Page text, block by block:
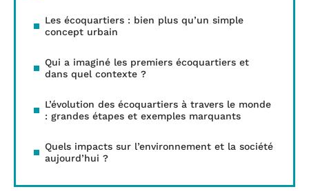
Les écoquartiers : bien plus qu’un simple
concept urbain
Qui a imaginé les premiers écoquartiers et
dans quel contexte ?
L’évolution des écoquartiers à travers le monde
: grandes étapes et exemples marquants
Quels impacts sur l’environnement et la société
aujourd’hui ?